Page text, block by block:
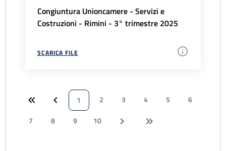
Congiuntura Unioncamere - Servizi e
Costruzioni - Rimini - 3° trimestre 2025
SCARICA FILE
1 2 3 4 5
6
7
8 9 10